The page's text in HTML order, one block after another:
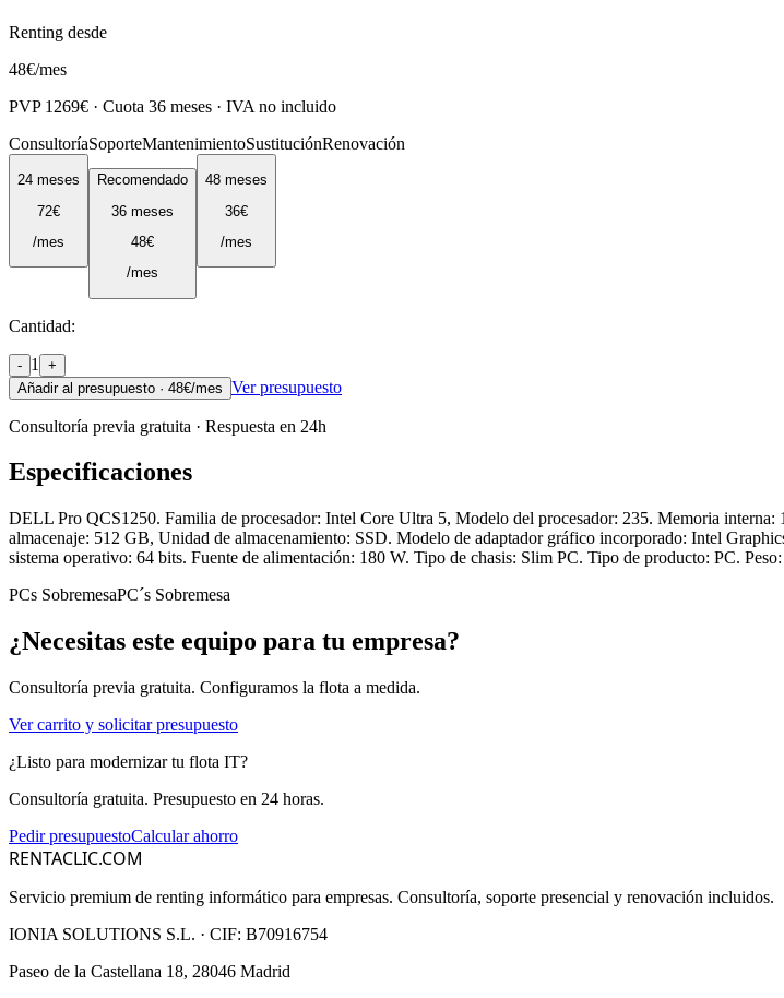
Renting desde
48€/mes
PVP 1269€ · Cuota 36 meses · IVA no incluido
ConsultoríaSoporteMantenimientoSustituciónRenovación
24 meses
72€
/mes
Recomendado
36 meses
48€
/mes
48 meses
36€
/mes
Cantidad:
- 1
+
Añadir al presupuesto · 48€/mes Ver presupuesto
Consultoría previa gratuita · Respuesta en 24h
Especificaciones
DELL Pro QCS1250. Familia de procesador: Intel Core Ultra 5, Modelo del procesador: 235. Memoria
almacenaje: 512 GB, Unidad de almacenamiento: SSD. Modelo de adaptador gráfico incorporado: Intel
sistema operativo: 64 bits. Fuente de alimentación: 180 W. Tipo de chasis: Slim PC. Tipo de producto: PC.
PCs SobremesaPC´s Sobremesa
¿Necesitas este equipo para tu empresa?
Consultoría previa gratuita. Configuramos la flota a medida.
Ver carrito y solicitar presupuesto
¿Listo para modernizar tu flota IT?
Consultoría gratuita. Presupuesto en 24 horas.
Pedir presupuestoCalcular ahorro
RENTACLIC.COM
Servicio premium de renting informático para empresas. Consultoría, soporte presencial y renovación incluidos.
IONIA SOLUTIONS S.L. · CIF: B70916754
Paseo de la Castellana 18, 28046 Madrid